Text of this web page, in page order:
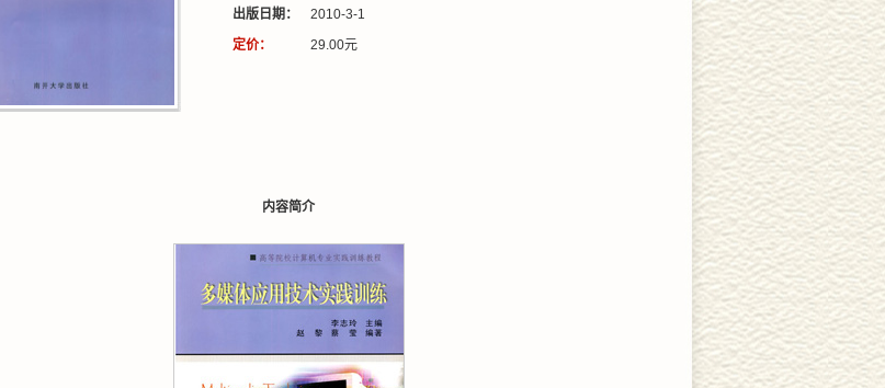
出版日期：
2010-3-1
定价：
29.00元
内容简介